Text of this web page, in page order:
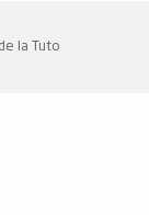
la Tuto